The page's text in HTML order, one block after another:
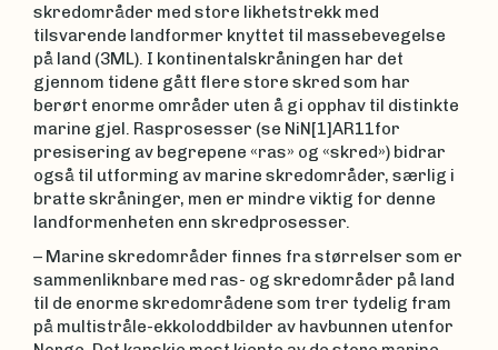
skredområder med store likhetstrekk med
tilsvarende landformer knyttet til massebevegelse
på land (3ML). I kontinentalskråningen har det
gjennom tidene gått flere store skred som har
berørt enorme områder uten å gi opphav til distinkte
marine gjel. Rasprosesser (se NiN[1]AR11for
presisering av begrepene «ras» og «skred») bidrar
også til utforming av marine skredområder, særlig i
bratte skråninger, men er mindre viktig for denne
landformenheten enn skredprosesser.
– Marine skredområder finnes fra størrelser som er
sammenliknbare med ras- og skredområder på land
til de enorme skredområdene som trer tydelig fram
på multistråle-ekkoloddbilder av havbunnen utenfor